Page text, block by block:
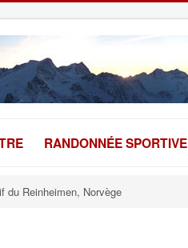
RANDONNÉE SPORTIVE
du Reinheimen, Norvège